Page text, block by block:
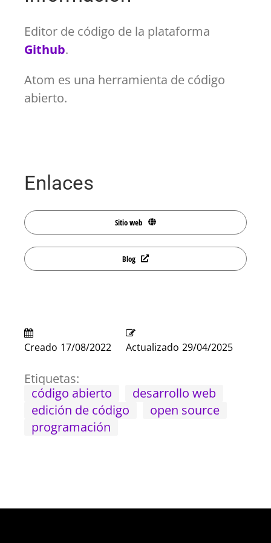
Editor de código de la plataforma
Github.
Atom es una herramienta de código
abierto.
Enlaces
Sitio web
Blog
Creado 17/08/2022 Actualizado 29/04/2025
Etiquetas:
código abierto
desarrollo web
edición de código
open source
programación